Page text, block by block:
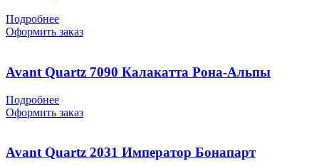
Подробнее
Оформить заказ
Avant Quartz 7090 Калакатта Рона-Альпы
Подробнее
Оформить заказ
Avant Quartz 2031 Император Бонапарт